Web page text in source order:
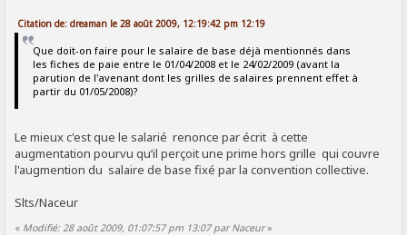
Citation de: dreaman le 28 août 2009, 12:19:42 pm 12:19
Que doit-on faire pour le salaire de base déjà mentionnés dans
les fiches de paie entre le 01/04/2008 et le 24/02/2009 (avant la
parution de l'avenant dont les grilles de salaires prennent effet à
partir du 01/05/2008)?
Le mieux c'est que le salarié renonce par écrit à cette
augmentation pourvu qu’il perçoit une prime hors grille qui couvre
l'augmention du salaire de base fixé par la convention collective.
Slts/Naceur
« Modifié: 28 août 2009, 01:07:57 pm 13:07 par Naceur»